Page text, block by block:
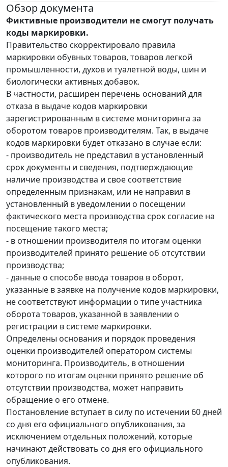
Обзор документа
Фиктивные производители не смогут получать
коды маркировки.
Правительство скорректировало правила
маркировки обувных товаров, товаров легкой
промышленности, духов и туалетной воды, шин и
биологически активных добавок.
В частности, расширен перечень оснований для
отказа в выдаче кодов маркировки
зарегистрированным в системе мониторинга за
оборотом товаров производителям. Так, в выдаче
кодов маркировки будет отказано в случае если:
- производитель не представил в установленный
срок документы и сведения, подтверждающие
наличие производства и свое соответствие
определенным признакам, или не направил в
установленный в уведомлении о посещении
фактического места производства срок согласие на
посещение такого места;
- в отношении производителя по итогам оценки
производителей принято решение об отсутствии
производства;
- данные о способе ввода товаров в оборот,
указанные в заявке на получение кодов маркировки,
не соответствуют информации о типе участника
оборота товаров, указанной в заявлении о
регистрации в системе маркировки.
Определены основания и порядок проведения
оценки производителей оператором системы
мониторинга. Производитель, в отношении
которого по итогам оценки принято решение об
отсутствии производства, может направить
обращение о его отмене.
Постановление вступает в силу по истечении 60 дней
со дня его официального опубликования, за
исключением отдельных положений, которые
начинают действовать со дня его официального
опубликования.